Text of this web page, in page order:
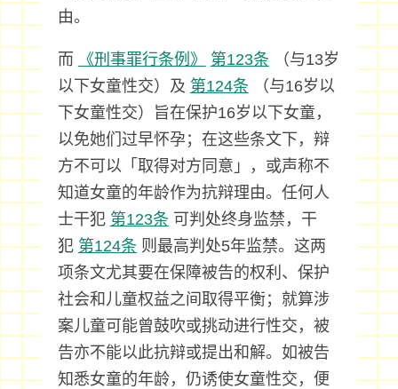
由。
而 《刑事罪行条例》 第123条（与13岁
以下女童性交）及 第124条（与16岁以
下女童性交）旨在保护16岁以下女童，
以免她们过早怀孕；在这些条文下，辩
方不可以「取得对方同意」，或声称不
知道女童的年龄作为抗辩理由。任何人
士干犯 第123条可判处终身监禁，干
犯 第124条则最高判处5年监禁。这两
项条文尤其要在保障被告的权利、保护
社会和儿童权益之间取得平衡；就算涉
案儿童可能曾鼓吹或挑动进行性交，被
告亦不能以此抗辩或提出和解。如被告
知悉女童的年龄，仍诱使女童性交，便